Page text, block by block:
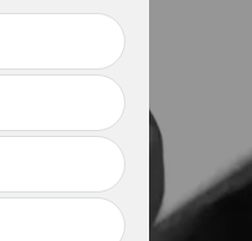
Poseur et pose de
poêle à bois et